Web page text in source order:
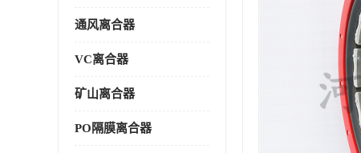
通风离合器
VC离合器
矿山离合器
PO隔膜离合器